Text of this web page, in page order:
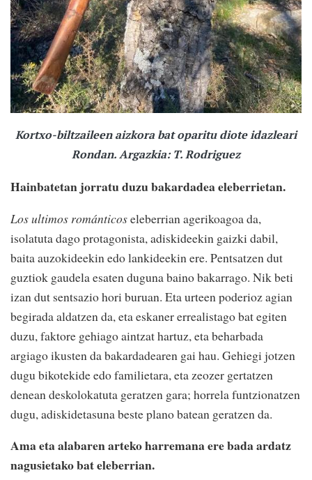
Kortxo-biltzaileen aizkora bat oparitu diote idazleari
Rondan. Argazkia: T. Rodriguez
Hainbatetan jorratu duzu bakardadea eleberrietan.
Los ultimos románticoseleberrian agerikoagoa da,
isolatuta dago protagonista, adiskideekin gaizki dabil,
baita auzokideekin edo lankideekin ere. Pentsatzen dut
guztiok gaudela esaten duguna baino bakarrago. Nik beti
izan dut sentsazio hori buruan. Eta urteen poderioz agian
begirada aldatzen da, eta eskaner errealistago bat egiten
duzu, faktore gehiago aintzat hartuz, eta beharbada
argiago ikusten da bakardadearen gai hau. Gehiegi jotzen
dugu bikotekide edo familietara, eta zeozer gertatzen
denean deskolokatuta geratzen gara; horrela funtzionatzen
dugu, adiskidetasuna beste plano batean geratzen da.
Ama eta alabaren arteko harremana ere bada ardatz
nagusietako bat eleberrian.